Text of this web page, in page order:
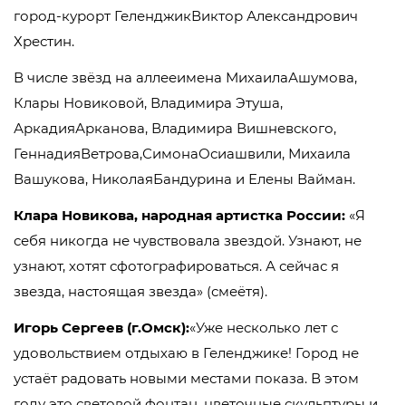
город-курорт ГеленджикВиктор Александрович
Хрестин.
В числе звёзд на аллееимена МихаилаАшумова,
Клары Новиковой, Владимира Этуша,
АркадияАрканова, Владимира Вишневского,
ГеннадияВетрова,СимонаОсиашвили, Михаила
Вашукова, НиколаяБандурина и Елены Вайман.
Клара Новикова, народная артистка России: «Я
себя никогда не чувствовала звездой. Узнают, не
узнают, хотят сфотографироваться. А сейчас я
звезда, настоящая звезда» (смеётя).
Игорь Сергеев (г.Омск):«Уже несколько лет с
удовольствием отдыхаю в Геленджике! Город не
устаёт радовать новыми местами показа. В этом